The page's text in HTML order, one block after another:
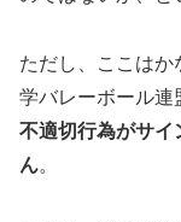
ただし、ここはか
学バレーボール連
不適切行為がサイ
ん。